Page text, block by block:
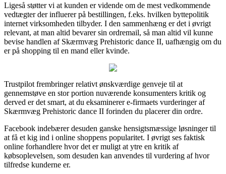
Ligeså støtter vi at kunden er vidende om de mest vedkommende
vedtægter der influerer på bestillingen, f.eks. hvilken byttepolitik
internet virksomheden tilbyder. I den sammenhæng er det i øvrigt
relevant, at man altid bevarer sin ordremail, så man altid vil kunne
bevise handlen af Skærmvæg Prehistoric dance II, uafhængig om du
er på shopping til en mand eller kvinde.
Trustpilot frembringer relativt ønskværdige genveje til at
gennemstøve en stor portion nuværende konsumenters kritik og
derved er det smart, at du eksaminerer e-firmaets vurderinger af
Skærmvæg Prehistoric dance II forinden du placerer din ordre.
Facebook indebærer desuden ganske hensigtsmæssige løsninger til
at få et kig ind i online shoppens popularitet. I øvrigt ses faktisk
online forhandlere hvor det er muligt at ytre en kritik af
købsoplevelsen, som desuden kan anvendes til vurdering af hvor
tilfredse kunderne er.